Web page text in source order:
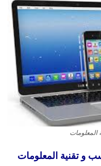
المعلومات
و تقنية المعلومات